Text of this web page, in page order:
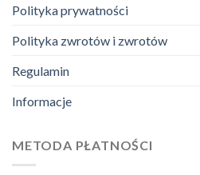
Polityka prywatności
Polityka zwrotów i zwrotów
Regulamin
Informacje
METODA PŁATNOŚCI